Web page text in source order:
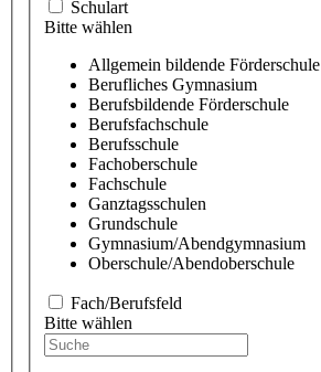
Schulart
Bitte wählen
Allgemein bildende Förderschule
Berufliches Gymnasium
Berufsbildende Förderschule
Berufsfachschule
Berufsschule
Fachoberschule
Fachschule
Ganztagsschulen
Grundschule
Gymnasium/Abendgymnasium
Oberschule/Abendoberschule
Fach/Berufsfeld
Bitte wählen